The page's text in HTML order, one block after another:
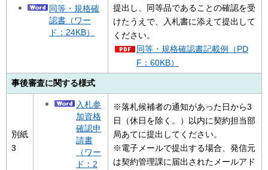
同等・規格確
認書（ワー
ド：24KB）
提出し、同等品であることの確認を受
けたうえで、入札書に添えて提出して
ください。
同等・規格確認書記載例（PD
F：60KB）
事後審査に関する様式
別紙
3
入札参
加資格
確認申
請書
（ワー
ド：2
※落札候補者の通知があった日から3
日（休日を除く。）以内に契約担当部
局あてに提出してください。
※電子メールで提出する場合、発信元
は契約管理課に届出されたメールアド